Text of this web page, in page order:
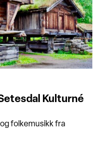
Kulturné
folkemusikk fra